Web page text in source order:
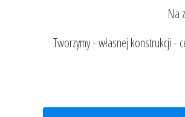
Na
Tworzymy - własnej konstrukcji -